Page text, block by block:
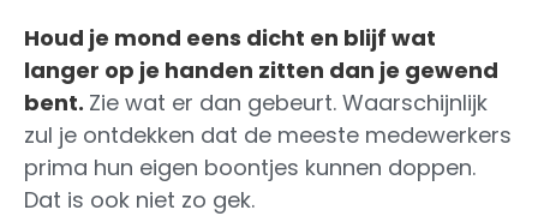
Houd je mond eens dicht en blijf wat
langer op je handen zitten dan je gewend
bent. Zie wat er dan gebeurt. Waarschijnlijk
zul je ontdekken dat de meeste medewerkers
prima hun eigen boontjes kunnen doppen.
Dat is ook niet zo gek.